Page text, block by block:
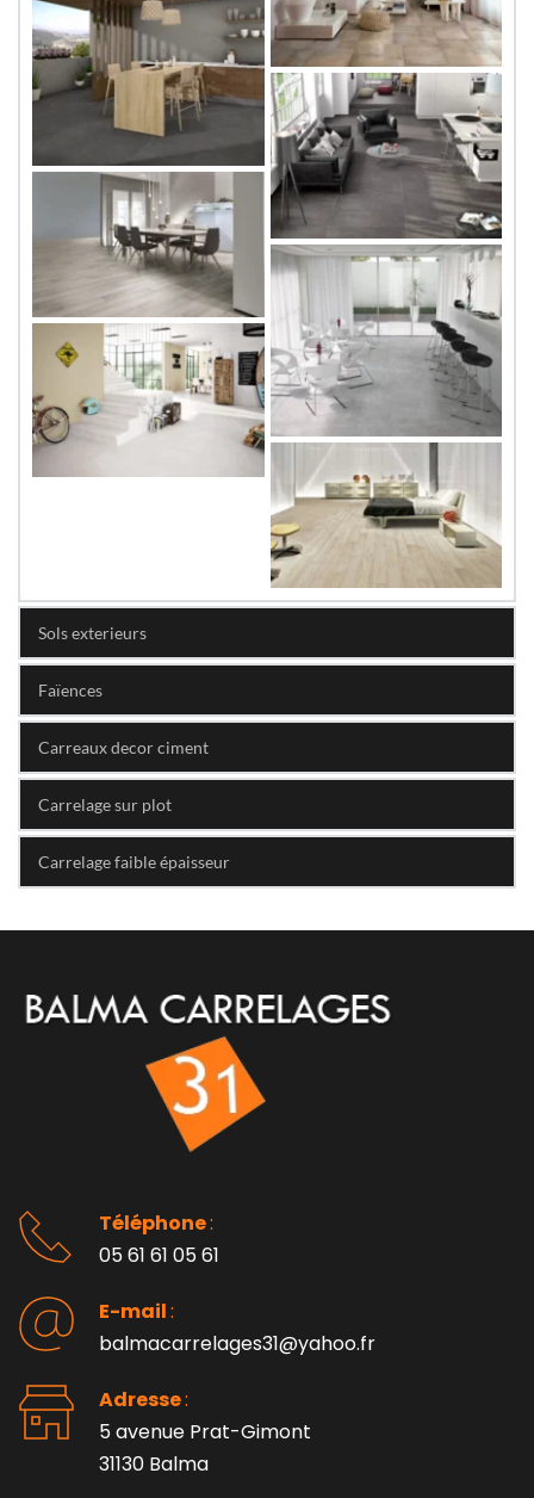
Sols exterieurs
Faïences
Carreaux decor ciment
Carrelage sur plot
Carrelage faible épaisseur
Téléphone :
05 61 61 05 61
E-mail :
balmacarrelages31@yahoo.fr
Adresse :
5 avenue Prat-Gimont
31130 Balma